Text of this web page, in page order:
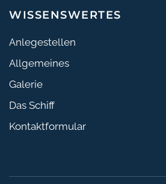
WISSENSWERTES
Anlegestellen
Allgemeines
Galerie
Das Schiff
Kontaktformular